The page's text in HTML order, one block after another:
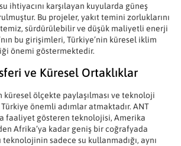
ihtiyacını karşılayan kuyularda güneş
Bu projeler, yakıt temini zorluklarını
temiz, sürdürülebilir ve düşük maliyetli enerji
bu girişimleri, Türkiye’nin küresel iklim
önemi göstermektedir.
ve Küresel Ortaklıklar
ölçekte paylaşılması ve teknoloji
önemli adımlar atmaktadır. ANT
faaliyet gösteren teknolojisi, Amerika
Afrika’ya kadar geniş bir coğrafyada
teknolojinin sadece su kullanmadığı, aynı